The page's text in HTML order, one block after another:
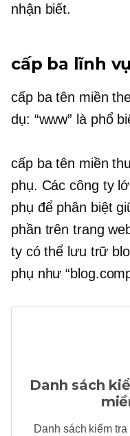
nhận biết.
cấp ba lĩnh
cấp batên miền
dụ: “www” là phổ
cấp batên miền
phụ. Các công ty
phụ để phân biệt
phần trên trang
ty có thể lưu trữ
phụ như
Danh sách
Danh sách kiểm